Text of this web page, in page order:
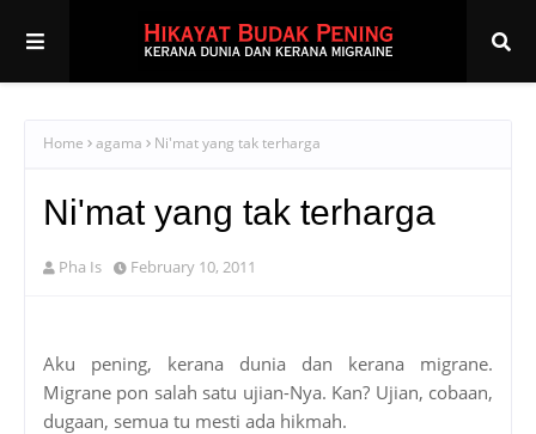
Home agama Ni'mat yang tak terharga
Ni'mat yang tak terharga
Pha Is February 10, 2011
Aku pening, kerana dunia dan kerana migrane.
Migrane pon salah satu ujian-Nya. Kan? Ujian, cobaan,
dugaan, semua tu mesti ada hikmah.